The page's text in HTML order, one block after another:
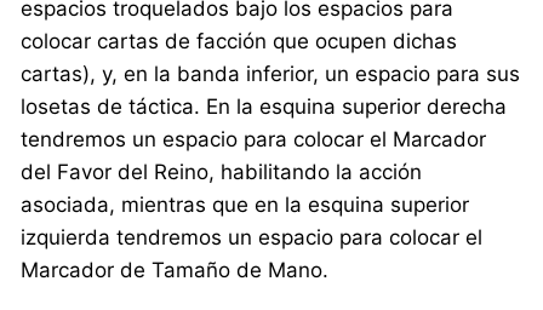
espacios troquelados bajo los espacios para
colocar cartas de facción que ocupen dichas
cartas), y, en la banda inferior, un espacio para sus
losetas de táctica. En la esquina superior derecha
tendremos un espacio para colocar el Marcador
del Favor del Reino, habilitando la acción
asociada, mientras que en la esquina superior
izquierda tendremos un espacio para colocar el
Marcador de Tamaño de Mano.